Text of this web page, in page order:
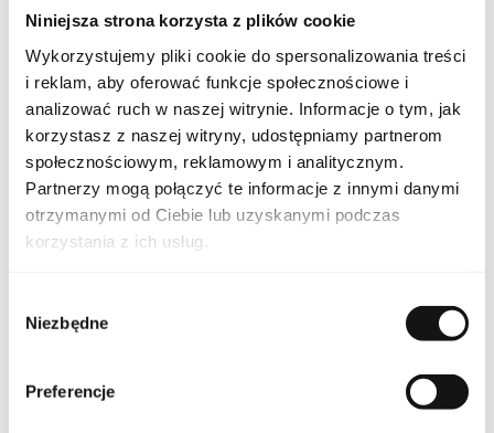
Niniejsza strona korzysta z plików cookie
Wykorzystujemy pliki cookie do spersonalizowania treści
i reklam, aby oferować funkcje społecznościowe i
analizować ruch w naszej witrynie. Informacje o tym, jak
korzystasz z naszej witryny, udostępniamy partnerom
społecznościowym, reklamowym i analitycznym.
Partnerzy mogą połączyć te informacje z innymi danymi
otrzymanymi od Ciebie lub uzyskanymi podczas
korzystania z ich usług.
zgody
Niezbędne
Preferencje
to także symbol wyjątkowości i ponadczasowej klasy.
PARAMETRY
Indeks
TF CAF ROS 2023 50 EU
[1]
Linia
Signature Collection
Cafe Rose
Stan opakowania